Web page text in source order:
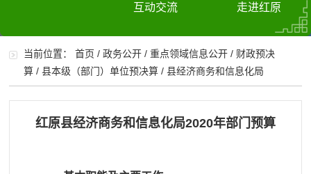
互动交流 走进红原
当前位置：首页 /政务公开 /重点领域信息公开 / 财政预决
算 /县本级（部门）单位预决算 /县经济商务和信息化局
红原县经济商务和信息化局2020年部门预算